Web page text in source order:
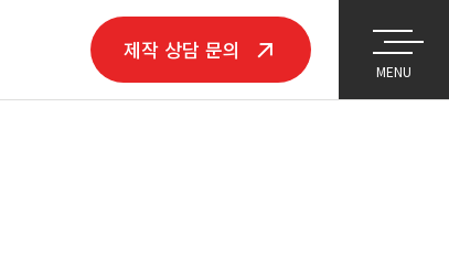
제작 상담 문의
MENU